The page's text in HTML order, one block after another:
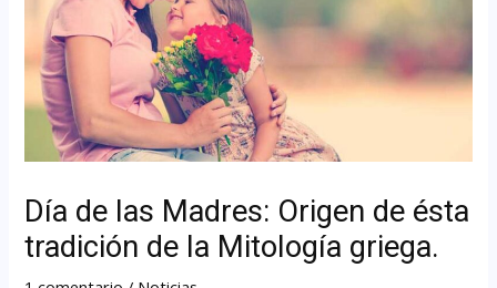
Día de las Madres: Origen de ésta
tradición de la Mitología griega.